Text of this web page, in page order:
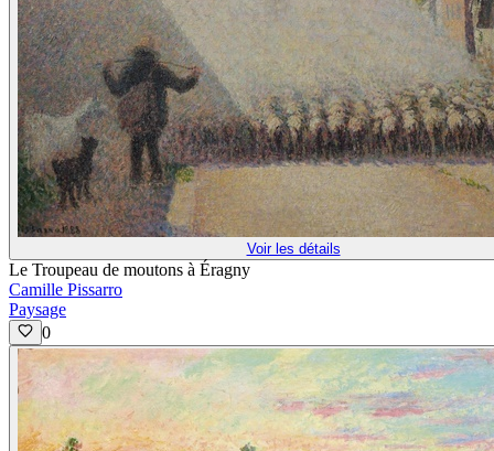
Voir les détails
Le Troupeau de moutons à Éragny
Camille Pissarro
Paysage
0